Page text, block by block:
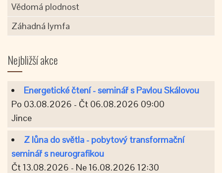
Vědomá plodnost
Záhadná lymfa
Nejbližší akce
Energetické čtení - seminář s Pavlou Skálovou
Po 03.08.2026 - Čt 06.08.2026 09:00
Jince
Z lůna do světla - pobytový transformační
seminář s neurografikou
Čt 13.08.2026 - Ne 16.08.2026 12:30